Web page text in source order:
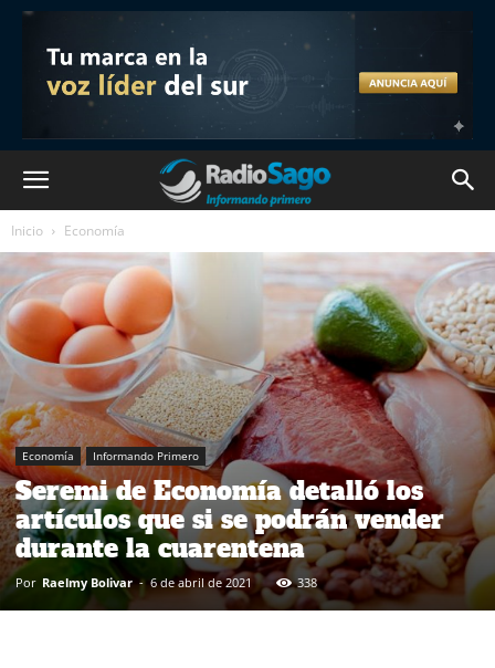
Inicio Economía
Economía Informando Primero
Seremi de Economía detalló los
artículos que si se podrán vender
durante la cuarentena
Por Raelmy Bolivar - 6 de abril de 2021 338